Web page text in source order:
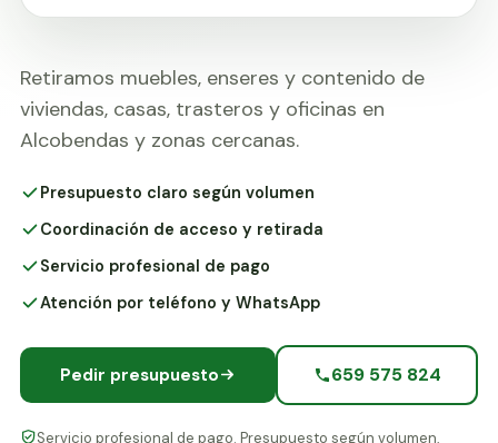
Retiramos muebles, enseres y contenido de
viviendas, casas, trasteros y oficinas en
Alcobendas y zonas cercanas.
Presupuesto claro según volumen
Coordinación de acceso y retirada
Servicio profesional de pago
Atención por teléfono y WhatsApp
Pedir presupuesto 659 575 824
Servicio profesional de pago. Presupuesto según volumen,